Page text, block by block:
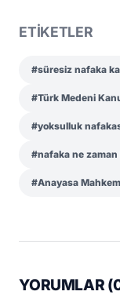
ETİKETLER
#süresiz nafaka
#Türk Medeni
#yoksulluk
#nafaka ne
#Anayasa
YORUMLAR (